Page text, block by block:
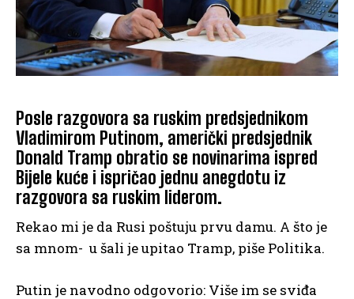
Posle razgovora sa ruskim predsjednikom
Vladimirom Putinom, američki predsjednik
Donald Tramp obratio se novinarima ispred
Bijele kuće i ispričao jednu anegdotu iz
razgovora sa ruskim liderom.
Rekao mi je da Rusi poštuju prvu damu. A što je
sa mnom- u šali je upitao Tramp, piše Politika.
Putin je navodno odgovorio: Više im se sviđa